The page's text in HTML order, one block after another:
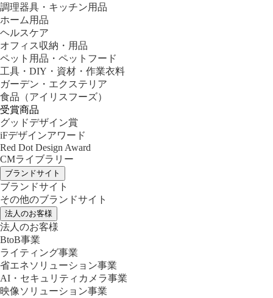
調理器具・キッチン用品
ホーム用品
ヘルスケア
オフィス収納・用品
ペット用品・ペットフード
工具・DIY・資材・作業衣料
ガーデン・エクステリア
食品 （アイリスフーズ）
受賞商品
グッドデザイン賞
iFデザインアワード
Red Dot Design Award
CMライブラリー
ブランドサイト
ブランドサイト
その他のブランドサイト
法人のお客様
法人のお客様
BtoB事業
ライティング事業
省エネソリューション事業
AI・セキュリティカメラ事業
映像ソリューション事業